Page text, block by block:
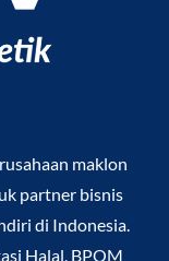
maklon
partner bisnis
di Indonesia.
Halal, BPOM